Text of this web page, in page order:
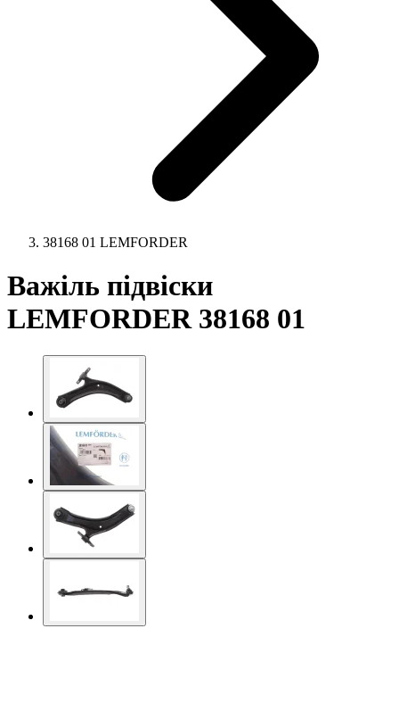
38168 01 LEMFORDER
Важіль підвіски
LEMFORDER 38168 01